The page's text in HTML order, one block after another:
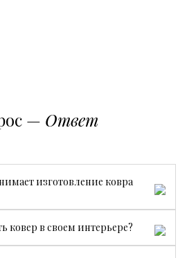
— Ответ
изготовление ковра
изготовление занимает от 3
в своем интерьере?